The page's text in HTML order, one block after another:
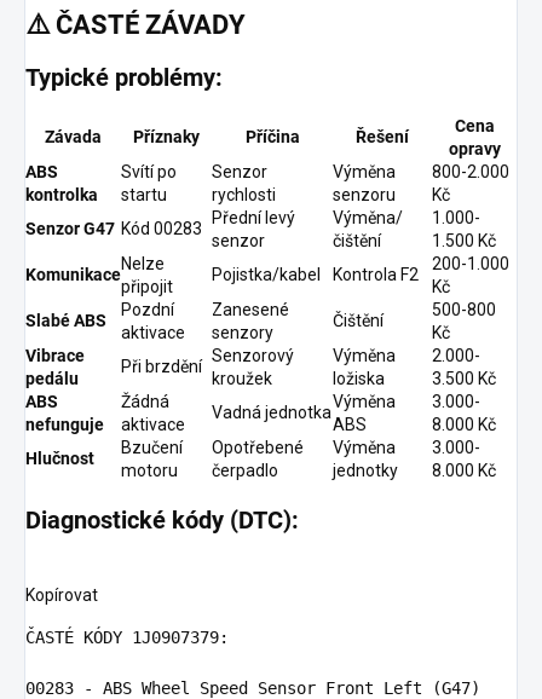
⚠️ ČASTÉ ZÁVADY
Typické problémy:
Závada Příznaky Příčina Řešení
Cena
opravy
ABS
kontrolka
Svítí po
startu
Senzor
rychlosti
Výměna
senzoru
800-2.000
Kč
Senzor G47 Kód 00283
Přední levý
senzor
Výměna/
čištění
1.000-
1.500 Kč
Komunikace
Nelze
připojit
Pojistka/kabel Kontrola F2
200-1.000
Kč
Slabé ABS
Pozdní
aktivace
Zanesené
senzory
Čištění
500-800
Kč
Vibrace
pedálu
Při brzdění
Senzorový
kroužek
Výměna
ložiska
2.000-
3.500 Kč
ABS
nefunguje
Žádná
aktivace
Vadná jednotka
Výměna
ABS
3.000-
8.000 Kč
Hlučnost
Bzučení
motoru
Opotřebené
čerpadlo
Výměna
jednotky
3.000-
8.000 Kč
Diagnostické kódy (DTC):
Kopírovat
ČASTÉ KÓDY 1J0907379:
00283 - ABS Wheel Speed Sensor Front Left (G47)